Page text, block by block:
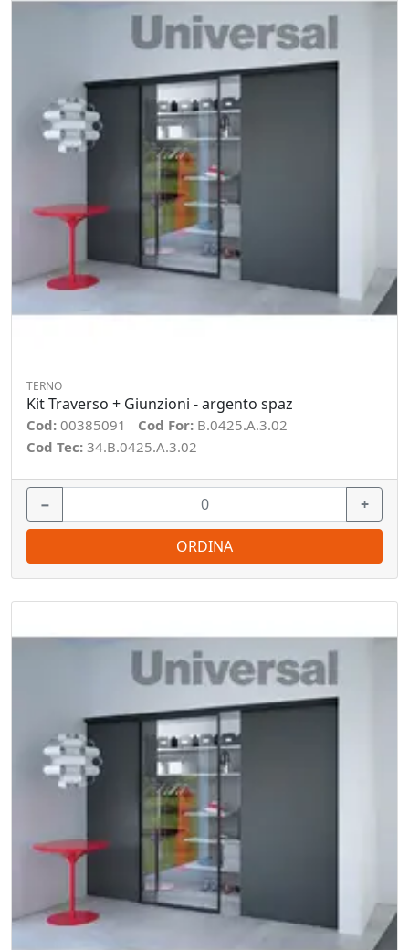
TERNO
Kit Traverso + Giunzioni - argento spaz
Cod: 00385091 Cod For: B.0425.A.3.02
Cod Tec: 34.B.0425.A.3.02
− +
ORDINA